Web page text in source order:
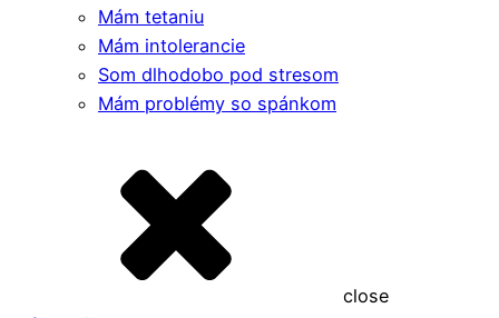
Mám tetaniu
Mám intolerancie
Som dlhodobo pod stresom
Mám problémy so spánkom
close